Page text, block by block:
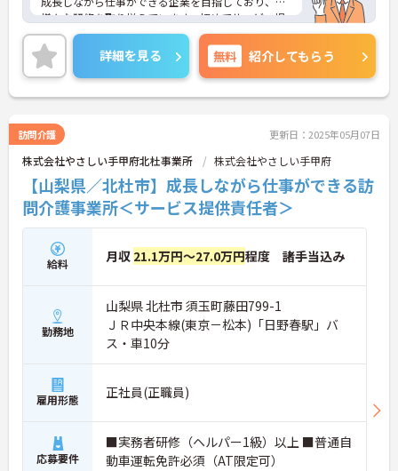
様々な研修を取り揃えています。初めてサービス提
供責任者にチャレンジする方も、丁寧に指導してく
ださいますので、ご安心ください！
ご興味のある方には、面接対策ポイントなど、さら
に詳細をお話しいたしますので、お気軽にご相談く
ださい。
詳細を見る 無料 紹介してもらう
訪問介護 更新日：2025年05月07日
株式会社やさしい手甲府北杜事業所 株式会社やさしい手甲府
【山梨県／北杜市】成長しながら仕事ができる訪
問介護事業所＜サービス提供責任者＞
給料 月収 21.1万円～27.0万円程度 諸手当込み
勤務地
山梨県 北杜市 須玉町藤田799-1
ＪＲ中央本線(東京－松本)「日野春駅」バ
ス・車10分
雇用形態 正社員(正職員)
応募要件
■実務者研修（ヘルパー1級）以上 ■普通自
動車運転免許必須（AT限定可）